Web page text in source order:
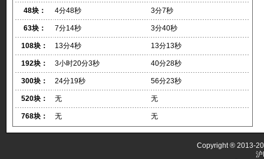
48块： 4分48秒 3分7秒
63块： 7分14秒 3分40秒
108块： 13分4秒 13分13秒
192块： 3小时20分3秒 40分28秒
300块： 24分19秒 56分23秒
520块： 无 无
768块： 无 无
Copyright ® 2013-